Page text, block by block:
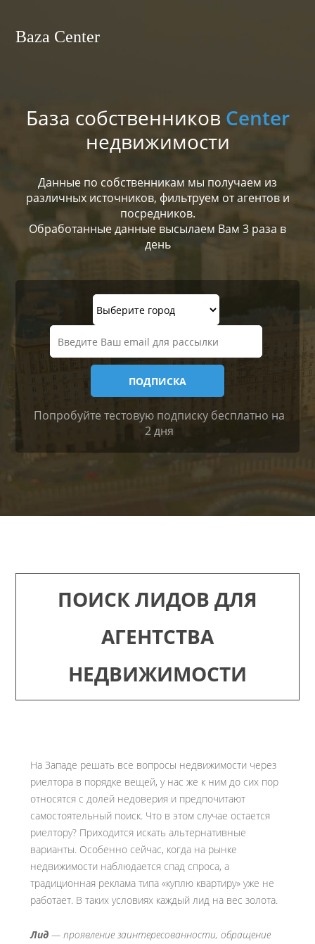
Baza Center
База собственников Center
недвижимости
Данные по собственникам мы получаем из
различных источников, фильтруем от агентов и
посредников.
Обработанные данные высылаем Вам 3 раза в
день
Попробуйте тестовую подписку бесплатно на
2 дня
ПОИСК ЛИДОВ ДЛЯ
АГЕНТСТВА
НЕДВИЖИМОСТИ
На Западе решать все вопросы недвижимости через
риелтора в порядке вещей, у нас же к ним до сих пор
относятся с долей недоверия и предпочитают
самостоятельный поиск. Что в этом случае остается
риелтору? Приходится искать альтернативные
варианты. Особенно сейчас, когда на рынке
недвижимости наблюдается спад спроса, а
традиционная реклама типа «куплю квартиру» уже не
работает. В таких условиях каждый лид на вес золота.
Лид— проявление заинтересованности, обращение